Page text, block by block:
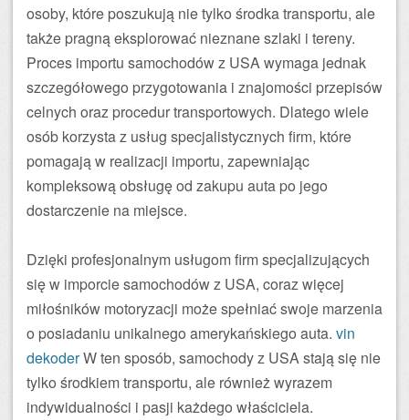
osoby, które poszukują nie tylko środka transportu, ale
także pragną eksplorować nieznane szlaki i tereny.
Proces importu samochodów z USA wymaga jednak
szczegółowego przygotowania i znajomości przepisów
celnych oraz procedur transportowych. Dlatego wiele
osób korzysta z usług specjalistycznych firm, które
pomagają w realizacji importu, zapewniając
kompleksową obsługę od zakupu auta po jego
dostarczenie na miejsce.
Dzięki profesjonalnym usługom firm specjalizujących
się w imporcie samochodów z USA, coraz więcej
miłośników motoryzacji może spełniać swoje marzenia
o posiadaniu unikalnego amerykańskiego auta. vin
dekoderW ten sposób, samochody z USA stają się nie
tylko środkiem transportu, ale również wyrazem
indywidualności i pasji każdego właściciela.